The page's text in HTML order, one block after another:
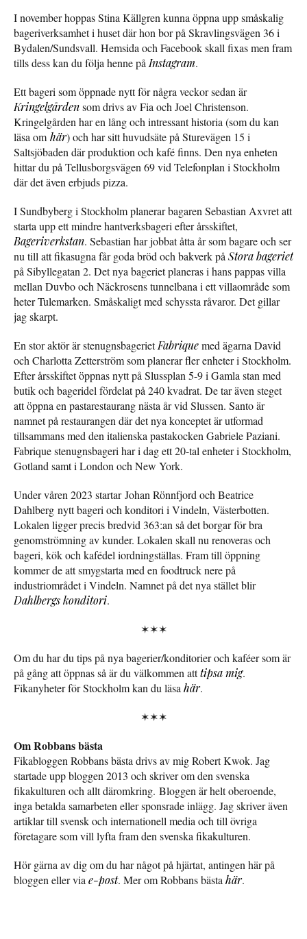
I november hoppas Stina Källgren kunna öppna upp småskalig
bageriverksamhet i huset där hon bor på Skravlingsvägen 36 i
Bydalen/Sundsvall. Hemsida och Facebook skall fixas men fram
tills dess kan du följa henne på Instagram.
Ett bageri som öppnade nytt för några veckor sedan är
Kringelgårdensom drivs av Fia och Joel Christenson.
Kringelgården har en lång och intressant historia (som du kan
läsa om här) och har sitt huvudsäte på Sturevägen 15 i
Saltsjöbaden där produktion och kafé finns. Den nya enheten
hittar du på Tellusborgsvägen 69 vid Telefonplan i Stockholm
där det även erbjuds pizza.
I Sundbyberg i Stockholm planerar bagaren Sebastian Axvret att
starta upp ett mindre hantverksbageri efter årsskiftet,
Bageriverkstan. Sebastian har jobbat åtta år som bagare och ser
nu till att fikasugna får goda bröd och bakverk på Stora bageriet
på Sibyllegatan 2. Det nya bageriet planeras i hans pappas villa
mellan Duvbo och Näckrosens tunnelbana i ett villaområde som
heter Tulemarken. Småskaligt med schyssta råvaror. Det gillar
jag skarpt.
En stor aktör är stenugnsbagerietFabriquemed ägarna David
och Charlotta Zetterström som planerar fler enheter i Stockholm.
Efter årsskiftet öppnas nytt på Slussplan 5-9 i Gamla stan med
butik och bageridel fördelat på 240 kvadrat. De tar även steget
att öppna en pastarestaurang nästa år vid Slussen. Santo är
namnet på restaurangen där det nya konceptet är utformad
tillsammans med den italienska pastakocken Gabriele Paziani.
Fabrique stenugnsbageri har i dag ett 20-tal enheter i Stockholm,
Gotland samt i London och New York.
Under våren 2023 startar Johan Rönnfjord och Beatrice
Dahlberg nytt bageri och konditori i Vindeln, Västerbotten.
Lokalen ligger precis bredvid 363:an så det borgar för bra
genomströmning av kunder. Lokalen skall nu renoveras och
bageri, kök och kafédel iordningställas. Fram till öppning
kommer de att smygstarta med en foodtruck nere på
industriområdet i Vindeln. Namnet på det nya stället blir
Dahlbergs konditori.
✶✶✶
Om du har du tips på nya bagerier/konditorier och kaféer som är
på gång att öppnas så är du välkommen atttipsa mig.
Fikanyheter för Stockholm kan du läsa här.
✶✶✶
Om Robbans bästa
Fikabloggen Robbans bästa drivs av mig Robert Kwok. Jag
startade upp bloggen 2013 och skriver om den svenska
fikakulturen och allt däromkring. Bloggen är helt oberoende,
inga betalda samarbeten eller sponsrade inlägg. Jag skriver även
artiklar till svensk och internationell media och till övriga
företagare som vill lyfta fram den svenska fikakulturen.
Hör gärna av dig om du har något på hjärtat, antingen här på
bloggen eller via e-post. Mer om Robbans bästa här.